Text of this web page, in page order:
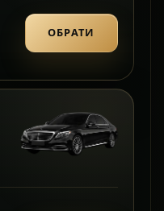
ОБРАТИ